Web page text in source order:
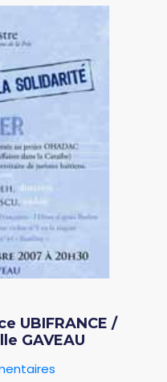
UBIFRANCE /
GAVEAU